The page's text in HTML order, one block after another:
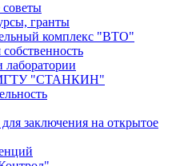
гранты
комплекс "ВТО"
"СТАНКИН"
заключения на открытое